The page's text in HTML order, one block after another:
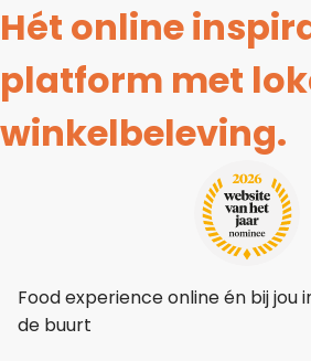
Hét online
platform met
winkelbeleving.
Food experience online én bij jou
de buurt